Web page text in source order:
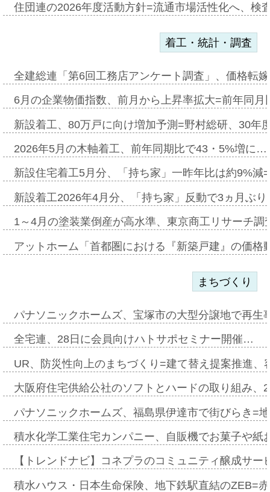
住団連の2026年度活動方針=流通市場活性化へ、検
着工・統計・調査
全建総連「第6回工務店アンケート調査」、価格転
6月の企業物価指数、前月から上昇率拡大=前年同
新設着工、80万戸に向け増加予測=野村総研、30年
2026年5月の木軸着工、前年同期比で43・5%増に…
新設住宅着工5月分、「持ち家」一昨年比は約9%
新設着工2026年4月分、「持ち家」反動で3ヵ月ぶ
1～4月の塗装業倒産が高水準、東京商工リサーチ
アットホーム「首都圏における『新築戸建』の価
まちづくり
パナソニックホームズ、宝塚市の大型分譲地で再
全宅連、28日に会員向けハトサポセミナー開催…
UR、防災性向上のまちづくり=建て替え提案推進
大阪府住宅供給公社のソフトとハードの取り組み
パナソニックホームズ、福島県伊達市で街びらき=
積水化学工業住宅カンパニー、自販機でお菓子や
【トレンドナビ】コネプラのコミュニティ醸成サ
積水ハウス・日本生命保険、地下鉄駅直結のZEB=